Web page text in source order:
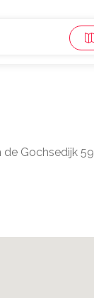
Gochsedijk 59